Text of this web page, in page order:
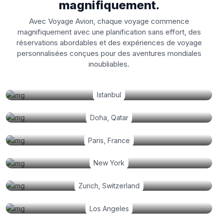
magnifiquement.
Avec Voyage Avion, chaque voyage commence
magnifiquement avec une planification sans effort, des
réservations abordables et des expériences de voyage
personnalisées conçues pour des aventures mondiales
inoubliables.
Istanbul
Doha, Qatar
Paris, France
New York
Zurich, Switzerland
Los Angeles